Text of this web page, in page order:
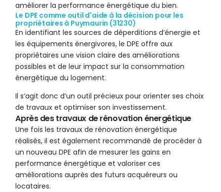
améliorer la performance énergétique du bien.
Le DPE comme outil d'aide à la décision pour les
propriétaires à Puymaurin (31230)
En identifiant les sources de déperditions d’énergie et
les équipements énergivores, le DPE offre aux
propriétaires une vision claire des améliorations
possibles et de leur impact sur la consommation
énergétique du logement.
Il s’agit donc d’un outil précieux pour orienter ses choix
de travaux et optimiser son investissement.
Après des travaux de rénovation énergétique
Une fois les travaux de rénovation énergétique
réalisés, il est également recommandé de procéder à
un nouveau DPE afin de mesurer les gains en
performance énergétique et valoriser ces
améliorations auprès des futurs acquéreurs ou
locataires.